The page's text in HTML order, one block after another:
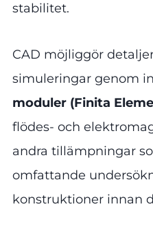
stabilitet.
CAD möjliggör
simuleringar genom
moduler (Finita
flödes- och
andra tillämpningar
omfattande
konstruktioner innan